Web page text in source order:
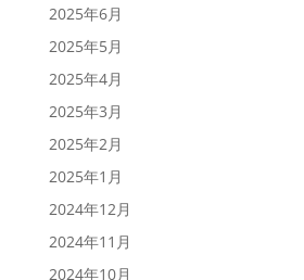
2025年6月
2025年5月
2025年4月
2025年3月
2025年2月
2025年1月
2024年12月
2024年11月
2024年10月